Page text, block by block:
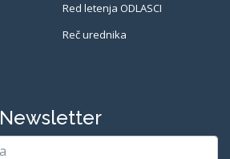
Red letenja ODLASCI
Reč urednika
Newsletter